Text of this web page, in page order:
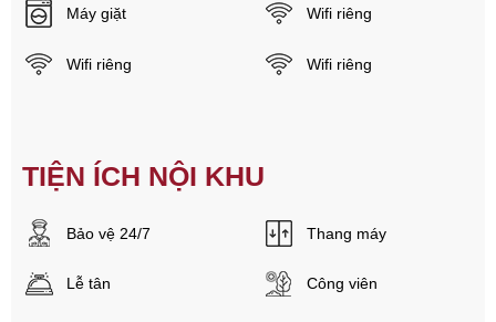
Máy giặt Wifi riêng
Wifi riêng Wifi riêng
TIỆN ÍCH NỘI KHU
Bảo vệ 24/7 Thang máy
Lễ tân Công viên